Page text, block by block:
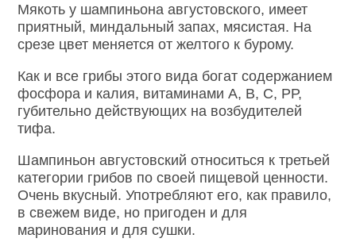
Мякоть у шампиньона августовского, имеет
приятный, миндальный запах, мясистая. На
срезе цвет меняется от желтого к бурому.
Как и все грибы этого вида богат содержанием
фосфора и калия, витаминами А, В, С, РР,
губительно действующих на возбудителей
тифа.
Шампиньон августовский относиться к третьей
категории грибов по своей пищевой ценности.
Очень вкусный. Употребляют его, как правило,
в свежем виде, но пригоден и для
маринования и для сушки.